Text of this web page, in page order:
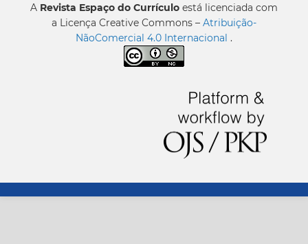
A Revista Espaço do Currículo está licenciada com
a Licença Creative Commons – Atribuição-
NãoComercial 4.0 Internacional .